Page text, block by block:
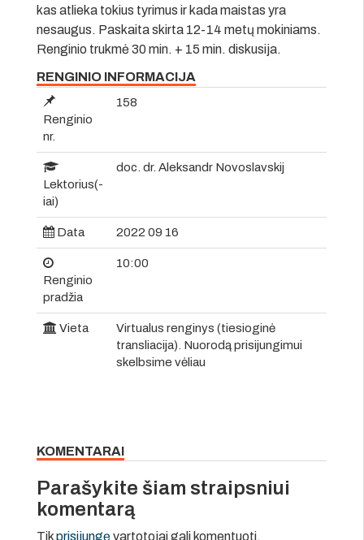
kas atlieka tokius tyrimus ir kada maistas yra
nesaugus. Paskaita skirta 12-14 metų mokiniams.
Renginio trukmė 30 min. + 15 min. diskusija.
RENGINIO INFORMACIJA
Renginio
nr.
158
Lektorius(-
iai)
doc. dr. Aleksandr Novoslavskij
Data 2022 09 16
Renginio
pradžia
10:00
Vieta
Virtualus renginys (tiesioginė
transliacija). Nuorodą prisijungimui
skelbsime vėliau
KOMENTARAI
Parašykite šiam straipsniui
komentarą
Tikprisijungęvartotojai gali komentuoti.